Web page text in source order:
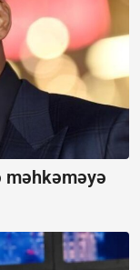
məhkəməyə